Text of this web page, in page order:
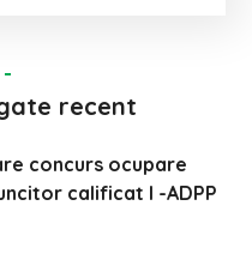
recent
concurs ocupare
calificat I -ADPP